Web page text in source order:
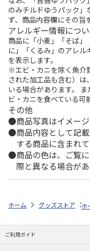
のみチルドゆうパック
ず、商品内容欄にその旨
アレルギー情報につ
商品に「小麦」「そば
に」「くるみ」のアレ
を表示します。
※エビ・カニを除く魚介
された加工品も含む）は
いる場合があります。
ビ・カニを食べている可
その他
商品写真はイメージ
商品内容として記
する商品に含まれて
商品の色は、ご覧
際と異なる場合があ
ホーム グッズストア ホ
ご利用ガイド